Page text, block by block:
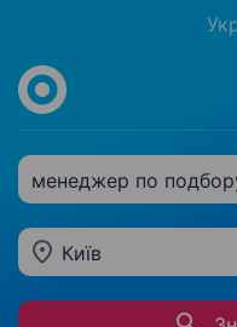
менеджер по
Київ